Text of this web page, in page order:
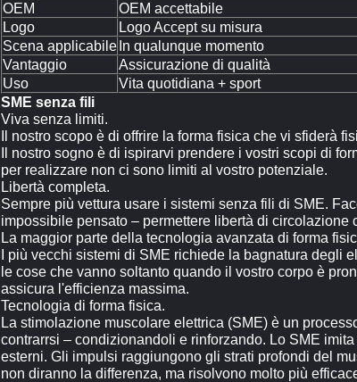
OEM
OEM accettabile
Logo
Logo Accept su misura
Scena applicabile In qualunque momento
Vantaggio
Assicurazione di qualità
Uso
Vita quotidiana + sport
SME senza fili
Viva senza limiti.
Il nostro scopo è di offrire la forma fisica che vi sfiderà
Il nostro sogno è di ispirarvi prendere i vostri scopi di
per realizzare non ci sono limiti al vostro potenziale.
Libertà completa.
Sempre più vettura usare i sistemi senza fili di SME.
impossibile pensato – permettere libertà di
La maggior parte della tecnologia avanzata di forma
I più vecchi sistemi di SME richiede la bagnatura degli
le cose che vanno soltanto quando il vostro corpo è
assicura l'efficienza massima.
Tecnologia di forma fisica.
La stimolazione muscolare elettrica (SME) è un
contrarrsi – condizionandoli e rinforzando. Lo SME
esterni. Gli impulsi raggiungono gli strati profondi del
non diranno la differenza, ma risolvono molto più